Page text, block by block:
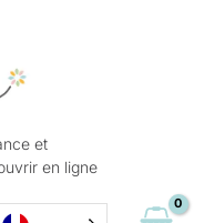
et
en ligne